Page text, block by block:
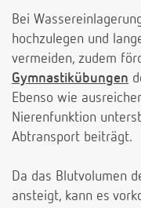
Bei
hochzulegen und
vermeiden, zudem
Gymnastikübungen
Ebenso wie
Nierenfunktion
Abtransport beiträgt.
Da das Blutvolumen
ansteigt, kann es